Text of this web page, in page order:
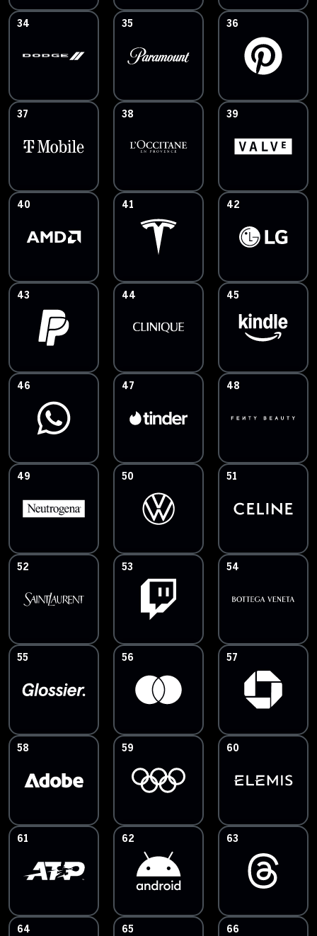
34 35 36
37 38 39
40 41 42
43 44 45
46 47 48
49 50 51
52 53 54
55 56 57
58 59 60
61 62 63
64 65 66